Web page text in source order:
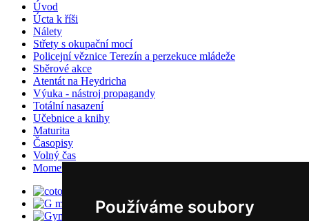
Používáme soubory
Úvod
Úcta k říši
Nálety
Střety s okupační mocí
Policejní věznice Terezín a perzekuce mládeže
Sběrové akce
Atentát na Heydricha
Výuka - nástroj propagandy
Totální nasazení
Učebnice a knihy
Maturita
Časopisy
Volný čas
Momentky školního života